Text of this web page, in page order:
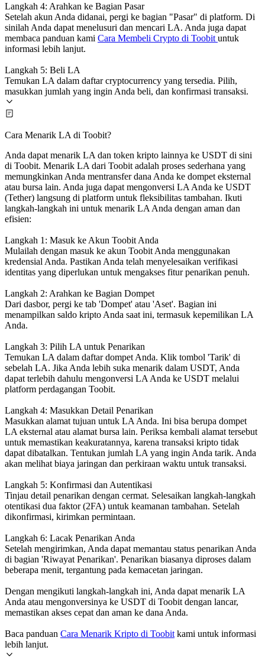
Langkah 4: Arahkan ke Bagian Pasar
Setelah akun Anda didanai, pergi ke bagian "Pasar" di platform. Di
sinilah Anda dapat menelusuri dan mencari LA. Anda juga dapat
membaca panduan kami Cara Membeli Crypto di Toobit untuk
informasi lebih lanjut.
Langkah 5: Beli LA
Temukan LA dalam daftar cryptocurrency yang tersedia. Pilih,
masukkan jumlah yang ingin Anda beli, dan konfirmasi transaksi.
Cara Menarik LA di Toobit?
Anda dapat menarik LA dan token kripto lainnya ke USDT di sini
di Toobit. Menarik LA dari Toobit adalah proses sederhana yang
memungkinkan Anda mentransfer dana Anda ke dompet eksternal
atau bursa lain. Anda juga dapat mengonversi LA Anda ke USDT
(Tether) langsung di platform untuk fleksibilitas tambahan. Ikuti
langkah-langkah ini untuk menarik LA Anda dengan aman dan
efisien:
Langkah 1: Masuk ke Akun Toobit Anda
Mulailah dengan masuk ke akun Toobit Anda menggunakan
kredensial Anda. Pastikan Anda telah menyelesaikan verifikasi
identitas yang diperlukan untuk mengakses fitur penarikan penuh.
Langkah 2: Arahkan ke Bagian Dompet
Dari dasbor, pergi ke tab 'Dompet' atau 'Aset'. Bagian ini
menampilkan saldo kripto Anda saat ini, termasuk kepemilikan LA
Anda.
Langkah 3: Pilih LA untuk Penarikan
Temukan LA dalam daftar dompet Anda. Klik tombol 'Tarik' di
sebelah LA. Jika Anda lebih suka menarik dalam USDT, Anda
dapat terlebih dahulu mengonversi LA Anda ke USDT melalui
platform perdagangan Toobit.
Langkah 4: Masukkan Detail Penarikan
Masukkan alamat tujuan untuk LA Anda. Ini bisa berupa dompet
LA eksternal atau alamat bursa lain. Periksa kembali alamat tersebut
untuk memastikan keakuratannya, karena transaksi kripto tidak
dapat dibatalkan. Tentukan jumlah LA yang ingin Anda tarik. Anda
akan melihat biaya jaringan dan perkiraan waktu untuk transaksi.
Langkah 5: Konfirmasi dan Autentikasi
Tinjau detail penarikan dengan cermat. Selesaikan langkah-langkah
otentikasi dua faktor (2FA) untuk keamanan tambahan. Setelah
dikonfirmasi, kirimkan permintaan.
Langkah 6: Lacak Penarikan Anda
Setelah mengirimkan, Anda dapat memantau status penarikan Anda
di bagian 'Riwayat Penarikan'. Penarikan biasanya diproses dalam
beberapa menit, tergantung pada kemacetan jaringan.
Dengan mengikuti langkah-langkah ini, Anda dapat menarik LA
Anda atau mengonversinya ke USDT di Toobit dengan lancar,
memastikan akses cepat dan aman ke dana Anda.
Baca panduan Cara Menarik Kripto di Toobit kami untuk informasi
lebih lanjut.